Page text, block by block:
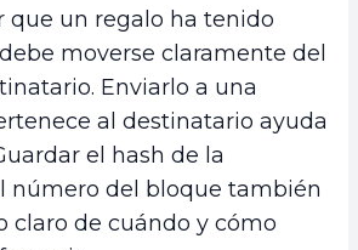
que un regalo ha tenido
moverse claramente del
Enviarlo a una
al destinatario ayuda
el hash de la
número del bloque también
claro de cuándo y cómo